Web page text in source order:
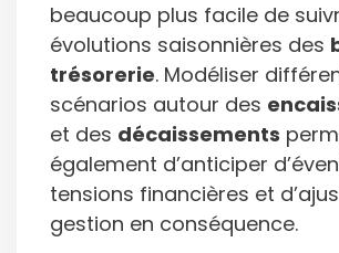
beaucoup plus facile de
évolutions saisonnières des
trésorerie. Modéliser
scénarios autour des
et des décaissements
également d’anticiper
tensions financières et
gestion en conséquence.